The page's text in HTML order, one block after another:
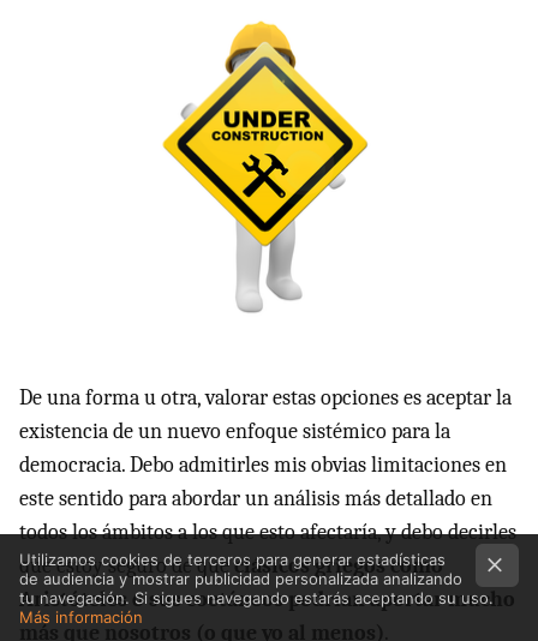
De una forma u otra, valorar estas opciones es aceptar la
existencia de un nuevo enfoque sistémico para la
democracia. Debo admitirles mis obvias limitaciones en
este sentido para abordar un análisis más detallado en
todos los ámbitos a los que esto afectaría, y debo decirles
que estoy seguro de queclásicos griegos como
Aristóteles o sus coetáneos podrían aportar mucho
más que nosotros (o que yo al menos)
Utilizamos cookies de terceros para generar estadísticas
de audiencia y mostrar publicidad personalizada analizando
tu navegación. Si sigues navegando estarás aceptando su uso.
Más información